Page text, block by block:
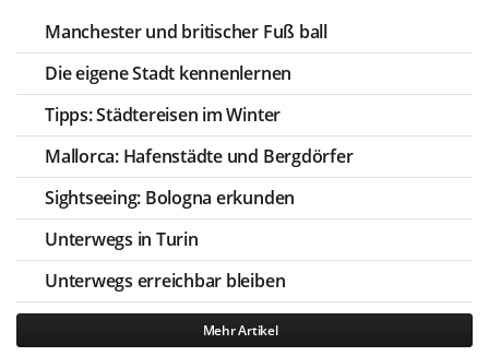
Manchester und britischer Fuß ball
Die eigene Stadt kennenlernen
Tipps: Städtereisen im Winter
Mallorca: Hafenstädte und Bergdörfer
Sightseeing: Bologna erkunden
Unterwegs in Turin
Unterwegs erreichbar bleiben
Mehr Artikel